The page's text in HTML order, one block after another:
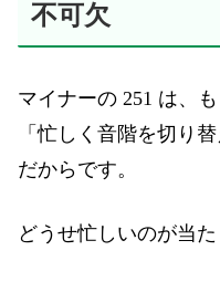
不可欠
マイナーの 251 は、
「忙しく音階を切り
だからです。
どうせ忙しいのが当